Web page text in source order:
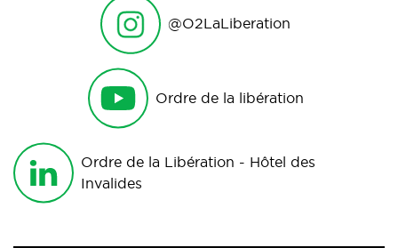
@O2LaLiberation
Ordre de la libération
Ordre de la Libération - Hôtel des
Invalides